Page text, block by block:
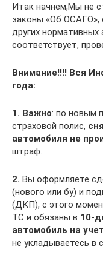
Итак начнем,Мы не
законы «Об
других
соответствует,
Внимание!!!! Вся
года:
1. Важно: по новым
страховой полис,
автомобиля не
штраф.
2. Вы оформляете
(нового или бу) и
(ДКП), с этого
ТС и обязаны в 10-
автомобиль на учет
не укладываетесь в